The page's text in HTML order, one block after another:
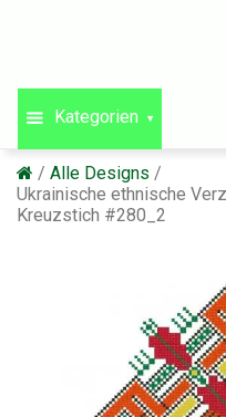
Kategorien
Alle Designs
Ukrainische ethnische
Kreuzstich #280_2